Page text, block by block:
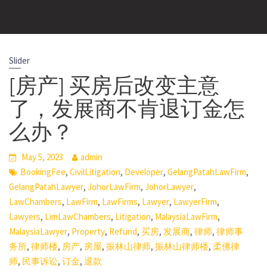
Slider
[房产] 买房后改变主意
了，发展商不肯退订金怎
么办？
May 5, 2023
admin
BookingFee, CivilLitigation, Developer, GelangPatahLawFirm,
GelangPatahLawyer, JohorLawFirm, JohorLawyer,
LawChambers, LawFirm, LawFirms, Lawyer, LawyerFirm,
Lawyers, LimLawChambers, Litigation, MalaysiaLawFirm,
MalaysiaLawyer, Property, Refund, 买房, 发展商, 律师, 律师事
务所, 律师楼, 房产, 房屋, 振林山律师, 振林山律师楼, 柔佛律
师, 民事诉讼, 订金, 退款